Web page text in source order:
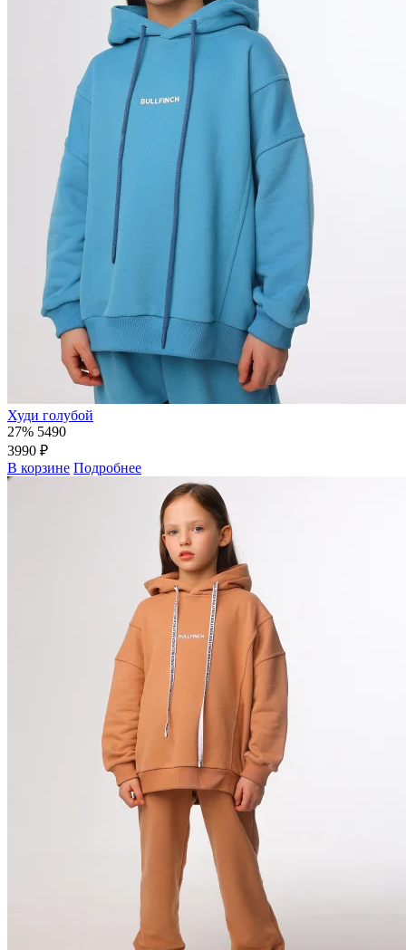
Худи голубой
27% 5490
3990 ₽
В корзине Подробнее